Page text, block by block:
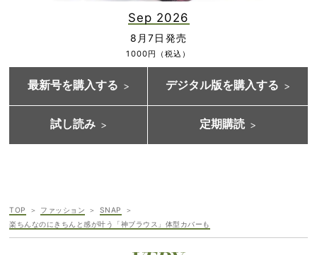
Sep 2026
8月7日発売
1000円（税込）
最新号を購入する デジタル版を購入する
試し読み 定期購読
TOP ファッション
SNAP
楽ちんなのにきちんと感が叶う「神ブラウス」体型カバーも